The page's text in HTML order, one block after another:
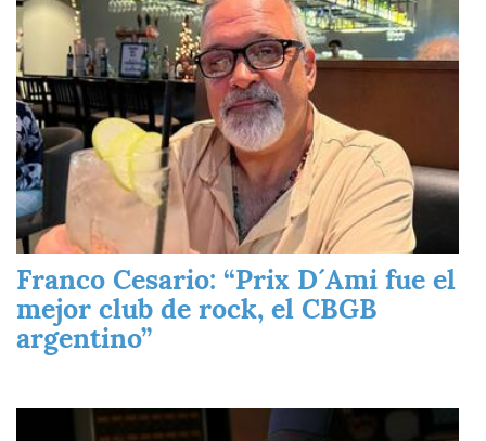
Franco Cesario: “Prix D´Ami fue el
mejor club de rock, el CBGB
argentino”